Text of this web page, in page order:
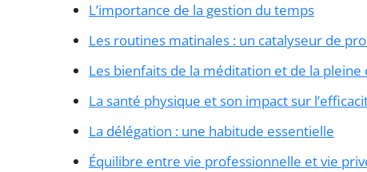
L’importance de la gestion du temps
Les routines matinales : un catalyseur de
Les bienfaits de la méditation et de la pleine
La santé physique et son impact sur
La délégation : une habitude essentielle
Équilibre entre vie professionnelle et vie